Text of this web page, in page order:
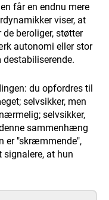
får en endnu mere
viser, at
beroliger, støtter
autonomi eller stor
du opfordres til
selvsikker, men
selvsikker,
sammenhæng
er "skræmmende",
at hun